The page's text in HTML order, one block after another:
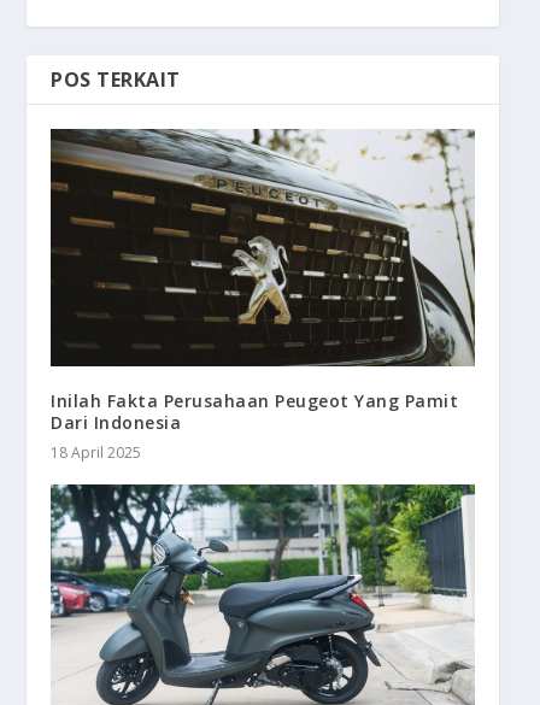
POS TERKAIT
Inilah Fakta Perusahaan Peugeot Yang Pamit
Dari Indonesia
18 April 2025